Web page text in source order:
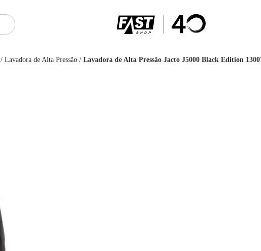
/ Lavadora de Alta Pressão / Lavadora de Alta Pressão Jacto J5000 Black Edition